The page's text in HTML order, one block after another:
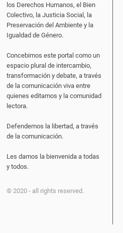
los Derechos Humanos, el Bien
Colectivo, la Justicia Social, la
Preservación del Ambiente y la
Igualdad de Género.
Concebimos este portal como un
espacio plural de intercambio,
transformación y debate, a través
de la comunicación viva entre
quienes editamos y la comunidad
lectora.
Defendemos la libertad, a través
de la comunicación.
Les damos la bienvenida a todas
y todos.
© 2020 - all rights reserved.